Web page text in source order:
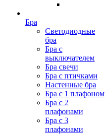
Бра
Светодиодные
бра
Бра с
выключателем
Бра свечи
Бра с птичками
Настенные бра
Бра с 1 плафоном
Бра с 2
плафонами
Бра с 3
плафонами